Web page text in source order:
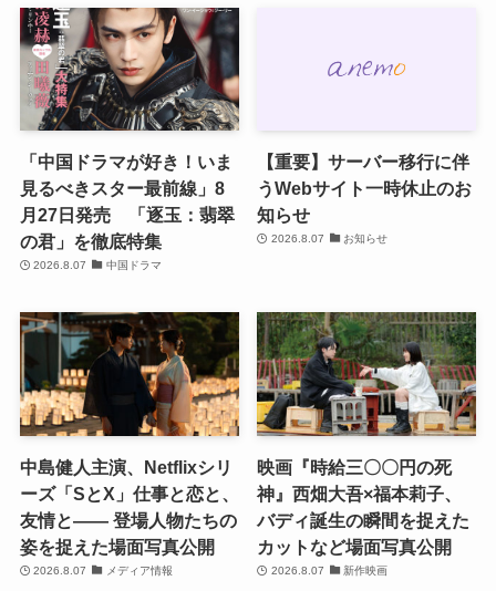
「中国ドラマが好き！いま
見るべきスター最前線」8
月27日発売 「逐玉：翡翠
の君」を徹底特集
2026.8.07 中国ドラマ
【重要】サーバー移行に伴
うWebサイト一時休止のお
知らせ
2026.8.07 お知らせ
中島健人主演、Netflixシリ
ーズ「SとX」仕事と恋と、
友情と―― 登場人物たちの
姿を捉えた場面写真公開
2026.8.07 メディア情報
映画『時給三〇〇円の死
神』西畑大吾×福本莉子、
バディ誕生の瞬間を捉えた
カットなど場面写真公開
2026.8.07 新作映画